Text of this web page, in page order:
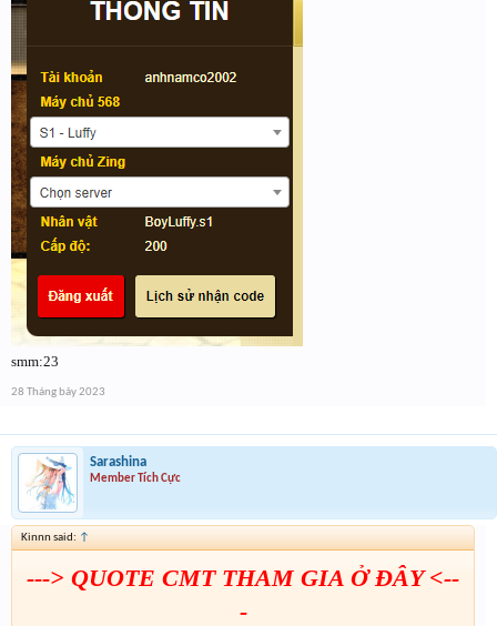
smm:23
28 Tháng bảy 2023
Sarashina
Member Tích Cực
Kinnn said: ↑
---> QUOTE CMT THAM GIA Ở ĐÂY <--
-